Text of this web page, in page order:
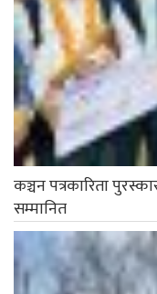
कञ्चन पत्रकारिता
सम्मानित